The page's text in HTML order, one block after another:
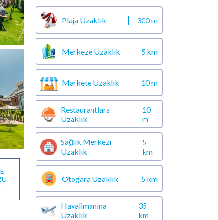
Plaja Uzaklık 300 m
Merkeze Uzaklık 5 km
Markete Uzaklık 10 m
Restaurantlara
Uzaklık
10
m
Sağlık Merkezi
Uzaklık
5
km
Otogara Uzaklık 5 km
Havalimanına
Uzaklık
35
km